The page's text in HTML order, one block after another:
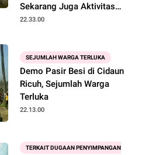
Sekarang Juga Aktivitas
Penambangan Pasir Besi
22.33.00
SEJUMLAH WARGA TERLUKA
Demo Pasir Besi di Cidaun
Ricuh, Sejumlah Warga
Terluka
22.13.00
TERKAIT DUGAAN PENYIMPANGAN